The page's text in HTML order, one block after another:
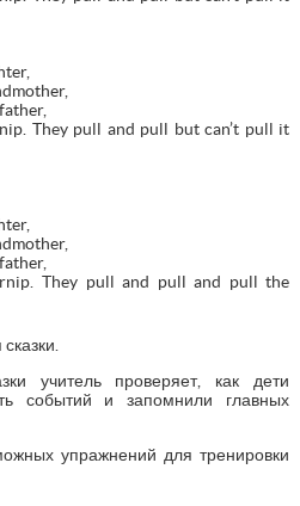
They pull and pull but can’t pull it
They pull and pull and pull the
учитель проверяет, как дети
событий и запомнили главных
упражнений для тренировки